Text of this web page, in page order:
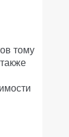
тому